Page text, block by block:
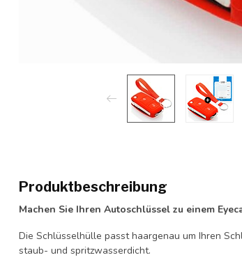
Produktbeschreibung
Machen Sie Ihren Autoschlüssel zu einem
Die Schlüsselhülle passt haargenau um Ihren
staub- und spritzwasserdicht.